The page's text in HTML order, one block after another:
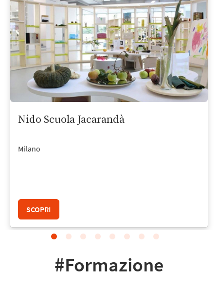
Nido Scuola Jacarandà
Milano
SCOPRI
#Formazione